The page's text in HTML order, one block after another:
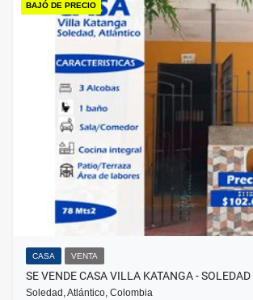
BAJÓ DE PRECIO
CASA VENTA
SE VENDE CASA VILLA KATANGA - SOLEDAD
Soledad, Atlántico, Colombia